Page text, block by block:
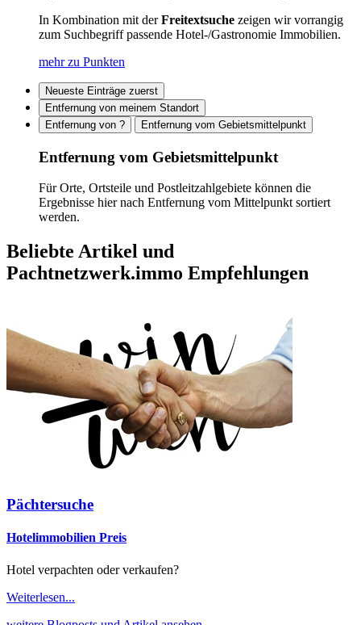
In Kombination mit derFreitextsuche zeigen wir vorrangig
zum Suchbegriff passende Hotel-/Gastronomie Immobilien.
mehr zu Punkten
Neueste Einträge zuerst
Entfernung von meinem Standort
Entfernung von ?
Entfernung vom Gebietsmittelpunkt
Entfernung vom Gebietsmittelpunkt
Für Orte, Ortsteile und Postleitzahlgebiete können die
Ergebnisse hier nach Entfernung vom Mittelpunkt sortiert
werden.
Beliebte Artikel und
Pachtnetzwerk.immo Empfehlungen
Pächtersuche
Hotelimmobilien Preis
Hotel verpachten oder verkaufen?
Weiterlesen...